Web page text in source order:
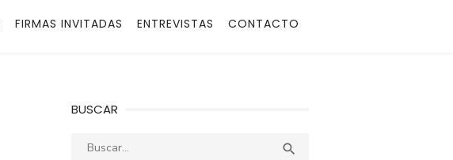
FIRMAS INVITADAS ENTREVISTAS CONTACTO
BUSCAR
Buscar: 